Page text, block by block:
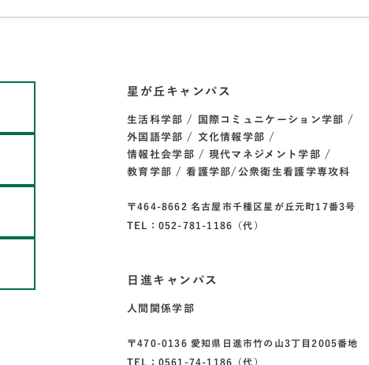
星が丘キャンパス
生活科学部
国際コミュニケーション学部
外国語学部
文化情報学部
情報社会学部
現代マネジメント学部
教育学部
看護学部/公衆衛生看護学専攻科
〒464-8662 名古屋市千種区星が丘元町17番3号
TEL：052-781-1186（代）
日進キャンパス
人間関係学部
〒470-0136 愛知県日進市竹の山3丁目2005番地
TEL：0561-74-1186（代）